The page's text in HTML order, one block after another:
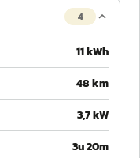
4
11 kWh
48 km
3,7 kW
3u 20m